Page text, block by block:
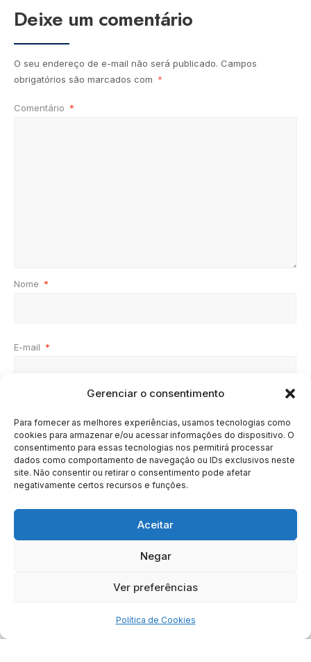
Gerenciar o consentimento
Para fornecer as melhores experiências, usamos tecnologias como
cookies para armazenar e/ou acessar informações do dispositivo. O
consentimento para essas tecnologias nos permitirá processar
dados como comportamento de navegação ou IDs exclusivos neste
site. Não consentir ou retirar o consentimento pode afetar
negativamente certos recursos e funções.
Aceitar
Negar
Ver preferências
Política de Cookies
Deixe um comentário
O seu endereço de e-mail não será publicado. Campos
obrigatórios são marcados com *
Comentário *
Nome *
E-mail *
SOBRE BRASIL
Copyright © 2020 - 2023 | Arresala Noticias™